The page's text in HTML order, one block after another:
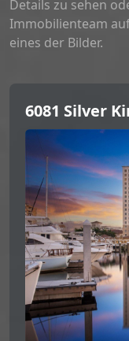
Details zu sehen
Immobilienteam
eines der Bilder.
6081 Silver